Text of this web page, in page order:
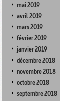
mai 2019
avril 2019
mars 2019
février 2019
janvier 2019
décembre 2018
novembre 2018
octobre 2018
septembre 2018